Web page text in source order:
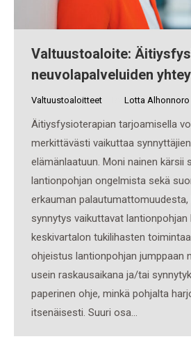
Valtuustoaloite:
neuvolapalveluiden
Valtuustoaloitteet Lotta Alhonnoro
Äitiysfysioterapian tarjoamisella
merkittävästi vaikuttaa
elämänlaatuun. Moni nainen kärsii
lantionpohjan ongelmista sekä
erkauman
synnytys vaikuttavat lantionpohjan
keskivartalon tukilihasten
ohjeistus lantionpohjan jumppaan
usein raskausaikana ja/tai
paperinen ohje, minkä pohjalta
itsenäisesti. Suuri osa…